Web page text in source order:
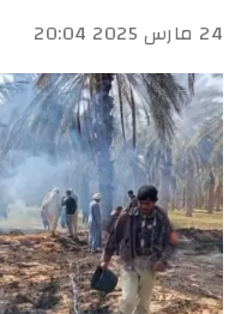
24 مارس 2025 20:04